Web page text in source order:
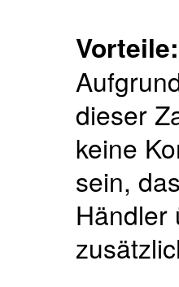
Vorteile:
dieser
keine
sein,
Händler